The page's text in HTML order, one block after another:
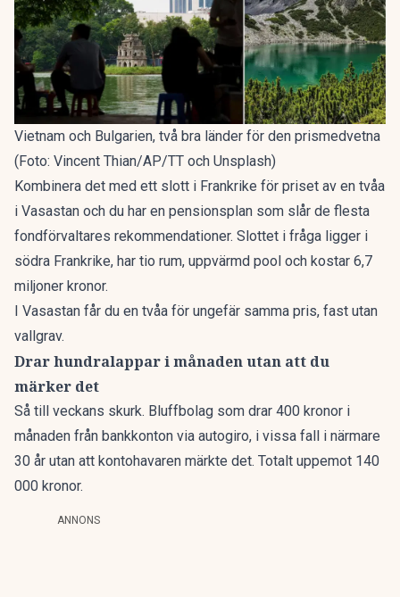
Vietnam och Bulgarien, två bra länder för den prismedvetna
(Foto: Vincent Thian/AP/TT och Unsplash)
Kombinera det med ett slott i Frankrike för priset av en tvåa
i Vasastan och du har en pensionsplan som slår de flesta
fondförvaltares rekommendationer. Slottet i fråga ligger i
södra Frankrike, har tio rum, uppvärmd pool och kostar 6,7
miljoner kronor.
I Vasastan får du en tvåa för ungefär samma pris, fast utan
vallgrav.
Drar hundralappar i månaden utan att du
märker det
Så till veckans skurk. Bluffbolag som drar 400 kronor i
månaden från bankkonton via autogiro, i vissa fall i närmare
30 år utan att kontohavaren märkte det. Totalt uppemot 140
000 kronor.
ANNONS